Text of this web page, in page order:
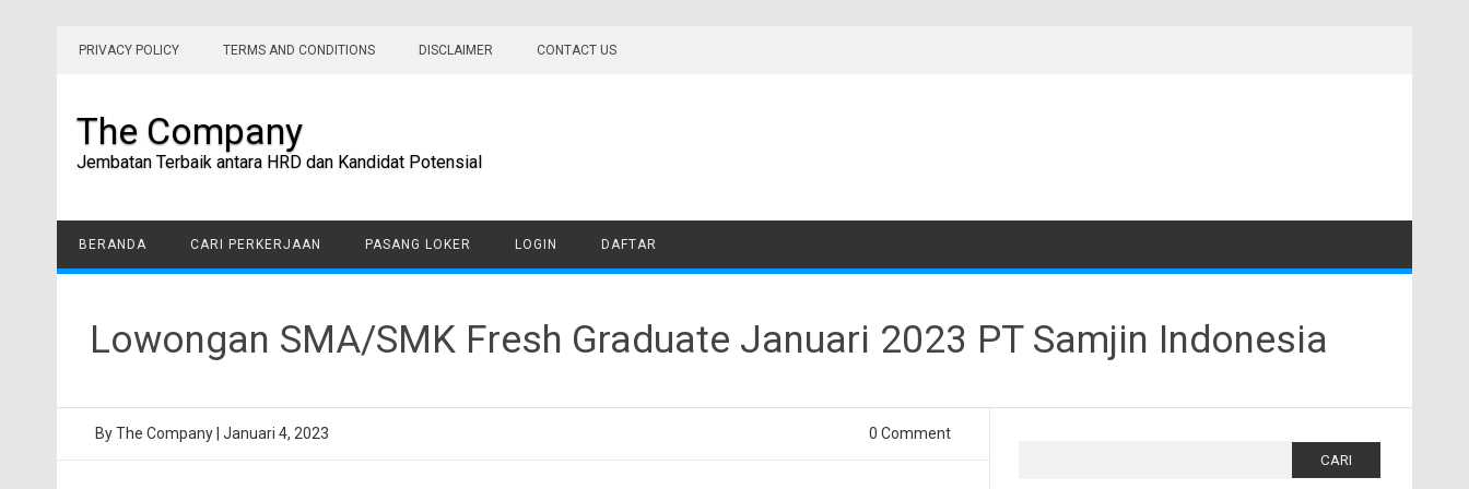
PRIVACY POLICY TERMS AND CONDITIONS DISCLAIMER CONTACT US
The Company
Jembatan Terbaik antara HRD dan Kandidat Potensial
BERANDA CARI PERKERJAAN PASANG LOKER LOGIN DAFTAR
Lowongan SMA/SMK Fresh Graduate Januari 2023 PT Samjin Indonesia
ByThe Company Januari 4, 2023 0 Comment